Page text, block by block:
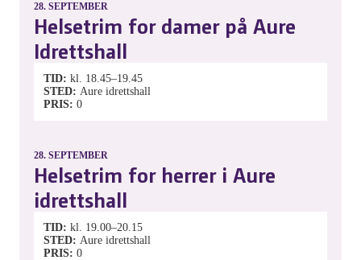
28. SEPTEMBER
Helsetrim for damer på Aure
Idrettshall
TID kl. 18.45–19.45
STED Aure idrettshall
PRIS 0
28. SEPTEMBER
Helsetrim for herrer i Aure
idrettshall
TID kl. 19.00–20.15
STED Aure idrettshall
PRIS 0